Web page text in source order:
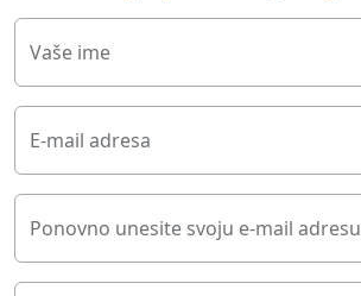
Vaše ime
E-mail adresa
Ponovno unesite svoju e-mail adresu